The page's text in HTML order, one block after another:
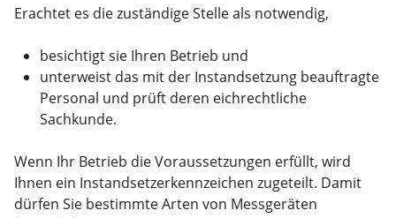
Erachtet es die zuständige Stelle als notwendig,
besichtigt sie Ihren Betrieb und
unterweist das mit der Instandsetzung beauftragte
Personal und prüft deren eichrechtliche
Sachkunde.
Wenn Ihr Betrieb die Voraussetzungen erfüllt, wird
Ihnen ein Instandsetzerkennzeichen zugeteilt. Damit
dürfen Sie bestimmte Arten von Messgeräten